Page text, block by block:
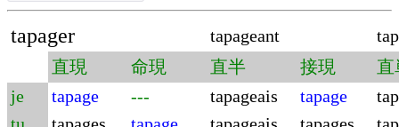
tapager tapageant
直現
命現 直半 接現
直
je
tapage --- tapageais tapage